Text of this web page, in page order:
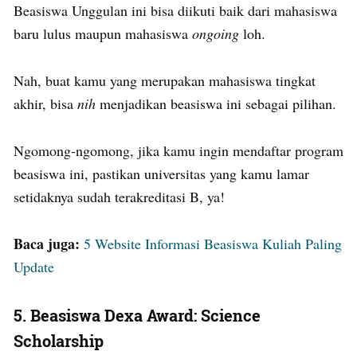
Beasiswa Unggulan ini bisa diikuti baik dari mahasiswa
baru lulus maupun mahasiswa ongoing loh.
Nah, buat kamu yang merupakan mahasiswa tingkat
akhir, bisa nih menjadikan beasiswa ini sebagai pilihan.
Ngomong-ngomong, jika kamu ingin mendaftar program
beasiswa ini, pastikan universitas yang kamu lamar
setidaknya sudah terakreditasi B, ya!
Baca juga: 5 Website Informasi Beasiswa Kuliah Paling
Update
5.Beasiswa Dexa Award: Science
Scholarship